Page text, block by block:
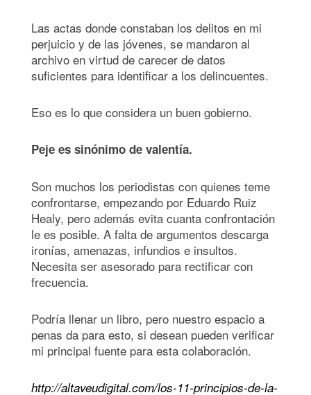
Las actas donde constaban los delitos en mi
perjuicio y de las jóvenes, se mandaron al
archivo en virtud de carecer de datos
suficientes para identificar a los delincuentes.
Eso es lo que considera un buen gobierno.
Peje es sinónimo de valentía.
Son muchos los periodistas con quienes teme
confrontarse, empezando por Eduardo Ruiz
Healy, pero además evita cuanta confrontación
le es posible. A falta de argumentos descarga
ironías, amenazas, infundios e insultos.
Necesita ser asesorado para rectificar con
frecuencia.
Podría llenar un libro, pero nuestro espacio a
penas da para esto, si desean pueden verificar
mi principal fuente para esta colaboración.
http://altaveudigital.com/los-11-principios-de-la-